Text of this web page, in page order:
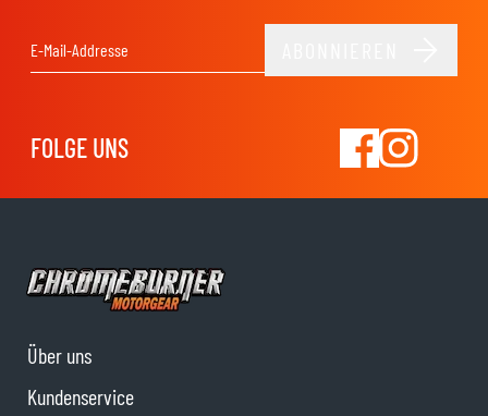
FOLGE UNS
Über uns
Kundenservice